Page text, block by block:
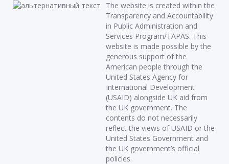
The website is created within the
Transparency and Accountability
in Public Administration and
Services Program/TAPAS. This
website is made possible by the
generous support of the
American people through the
United States Agency for
International Development
(USAID) alongside UK aid from
the UK government. The
contents do not necessarily
reflect the views of USAID or the
United States Government and
the UK government’s official
policies.